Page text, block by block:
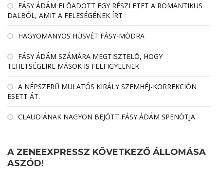
FÁSY ÁDÁM ELŐADOTT EGY RÉSZLETET A ROMANTIKUS
DALBÓL, AMIT A FELESÉGÉNEK ÍRT
HAGYOMÁNYOS HÚSVÉT FÁSY-MÓDRA
FÁSY ÁDÁM SZÁMÁRA MEGTISZTELŐ, HOGY
TEHETSÉGEIRE MÁSOK IS FELFIGYELNEK
A NÉPSZERŰ MULATÓS KIRÁLY SZEMHÉJ-KORREKCIÓN
ESETT ÁT.
CLAUDIÁNAK NAGYON BEJÖTT FÁSY ÁDÁM SPENÓTJA
A ZENEEXPRESSZ KÖVETKEZŐ ÁLLOMÁSA
ASZÓD!